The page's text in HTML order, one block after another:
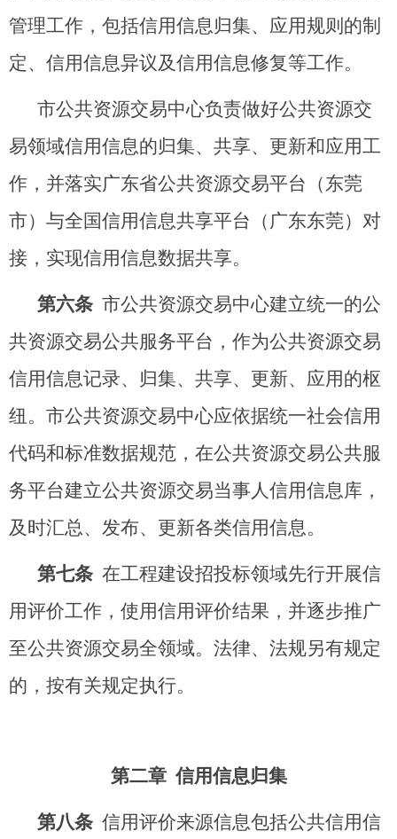
管理工作，包括信用信息归集、应用规则的制
定、信用信息异议及信用信息修复等工作。
市公共资源交易中心负责做好公共资源交
易领域信用信息的归集、共享、更新和应用工
作，并落实广东省公共资源交易平台（东莞
市）与全国信用信息共享平台（广东东莞）对
接，实现信用信息数据共享。
第六条 市公共资源交易中心建立统一的公
共资源交易公共服务平台，作为公共资源交易
信用信息记录、归集、共享、更新、应用的枢
纽。市公共资源交易中心应依据统一社会信用
代码和标准数据规范，在公共资源交易公共服
务平台建立公共资源交易当事人信用信息库，
及时汇总、发布、更新各类信用信息。
第七条 在工程建设招投标领域先行开展信
用评价工作，使用信用评价结果，并逐步推广
至公共资源交易全领域。法律、法规另有规定
的，按有关规定执行。
第二章 信用信息归集
第八条 信用评价来源信息包括公共信用信